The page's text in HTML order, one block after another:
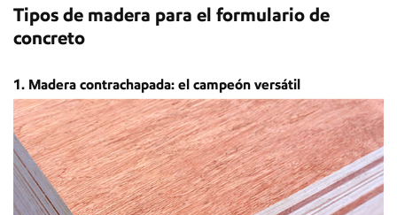
Tipos de madera para el formulario de
concreto
1. Madera contrachapada: el campeón versátil